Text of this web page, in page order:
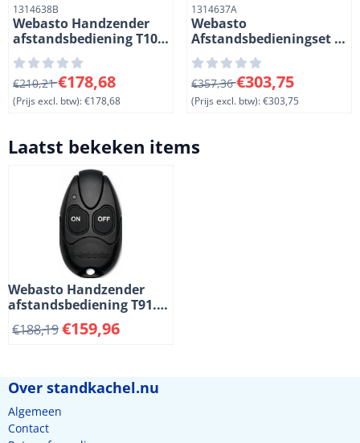
Artikelnummer
1314638B
Webasto Handzender
afstandsbediening T100
HTM . Zwart
Van 210,21 voor 178,68, exclusief btw: 178,68
€210,21€178,68
(Prijs excl. btw):€178,68
Artikelnummer
1314637A
Webasto
Afstandsbedieningset T
100 HTM. Zwart
Van 357,36 voor 303,75,
€357,36€303,75
(Prijs excl. btw):€303,75
Laatst bekeken items
Webasto Handzender
afstandsbediening T91.
€188,19€159,96
Over standkachel.nu
Algemeen
Contact